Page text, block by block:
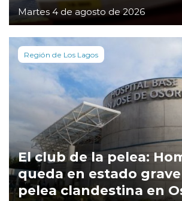
Martes 4 de agosto de 2026
Región de Los Lagos
El club de la pelea:
queda en estado
pelea clandestina en